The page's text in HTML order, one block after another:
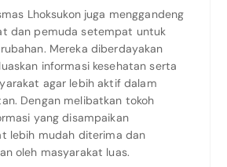
Lhoksukon juga menggandeng
dan pemuda setempat untuk
Mereka diberdayakan
informasi kesehatan serta
agar lebih aktif dalam
Dengan melibatkan tokoh
yang disampaikan
lebih mudah diterima dan
oleh masyarakat luas.